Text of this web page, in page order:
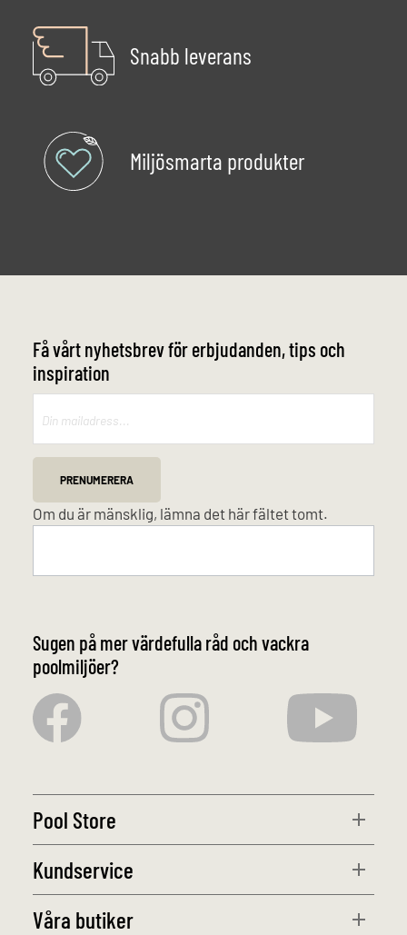
Snabb leverans
Miljösmarta produkter
Få vårt nyhetsbrev för erbjudanden, tips och
inspiration
PRENUMERERA
Om du är mänsklig, lämna det här fältet tomt.
Sugen på mer värdefulla råd och vackra
poolmiljöer?
Pool Store
Kundservice
Våra butiker